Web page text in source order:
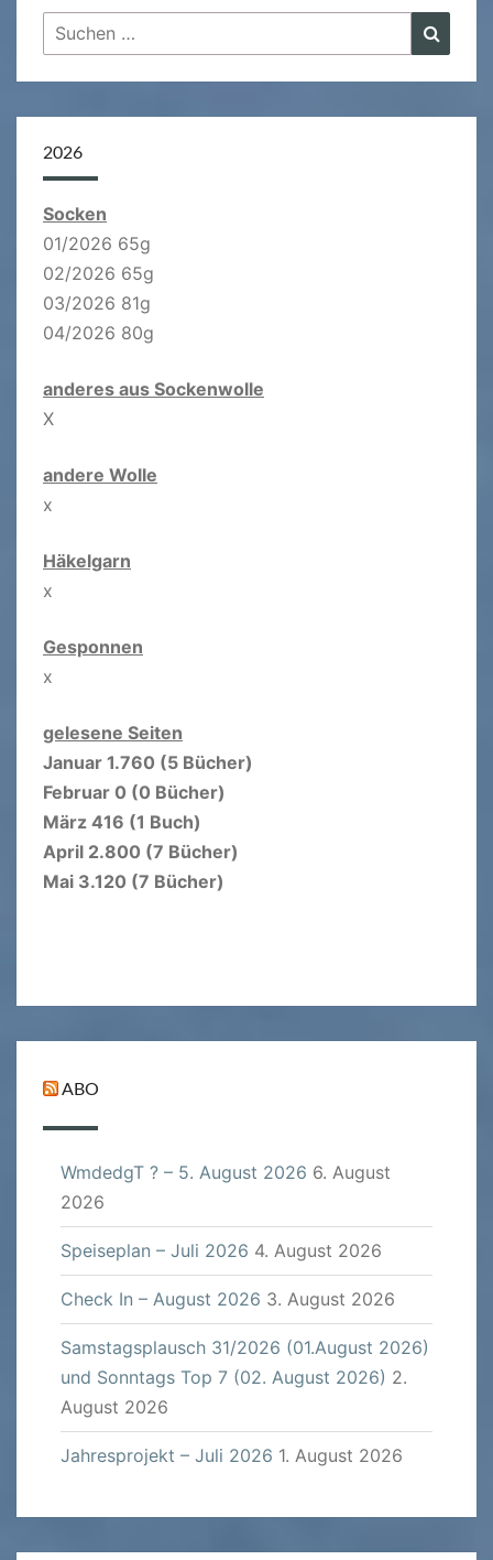
Suchen
nach:
2026
Socken
01/2026 65g
02/2026 65g
03/2026 81g
04/2026 80g
anderes aus Sockenwolle
X
andere Wolle
x
Häkelgarn
x
Gesponnen
x
gelesene Seiten
Januar 1.760 (5 Bücher)
Februar 0 (0 Bücher)
März 416 (1 Buch)
April 2.800 (7 Bücher)
Mai 3.120 (7 Bücher)
ABO
WmdedgT ? – 5. August 2026 6. August
2026
Speiseplan – Juli 2026 4. August 2026
Check In – August 2026 3. August 2026
Samstagsplausch 31/2026 (01.August 2026)
und Sonntags Top 7 (02. August 2026) 2.
August 2026
Jahresprojekt – Juli 2026 1. August 2026